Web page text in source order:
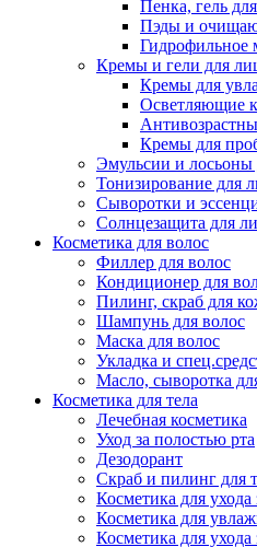
Пенка, гель
Пэды и
Гидрофильное
Кремы и гели для
Кремы для
Осветляющие
Кремы для
Эмульсии и лосьоны
Тонизирование для
Сыворотки и
Солнцезащита для
Косметика для волос
Филлер для волос
Кондиционер для
Пилинг, скраб для
Шампунь для волос
Маска для волос
Укладка и
Масло, сыворотка
Косметика для тела
Лечебная косметика
Уход за полостью рта
Дезодорант
Скраб и пилинг для
Косметика для ухода
Косметика для
Косметика для ухода